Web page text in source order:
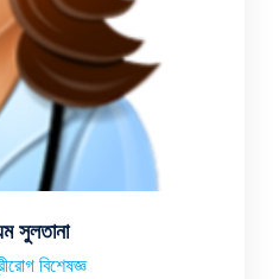
সুলতানা
বিশেষজ্ঞ